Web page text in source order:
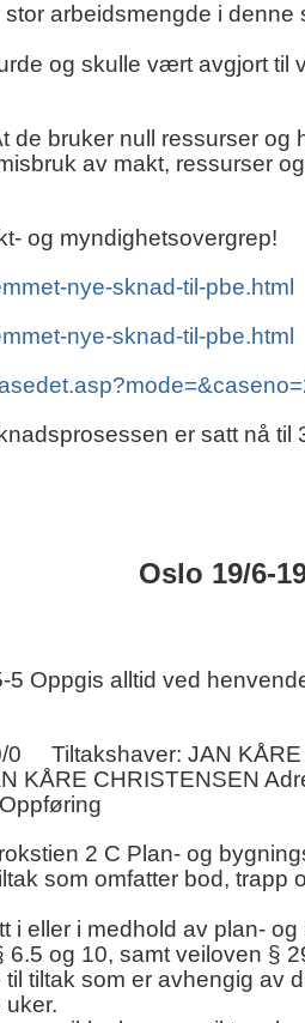
arbeidsmengde i denne
og skulle vært avgjort til
de bruker null ressurser og
av makt, ressurser
og myndighetsovergrep!
nye-sknad-til-pbe.html
nye-sknad-til-pbe.html
er satt nå til
Oslo 19/6-
5 Oppgis alltid ved
0
Tiltakshaver: JAN
KÅRE CHRISTENSEN
2 C Plan- og
som omfatter bod, trapp
eller i medhold av plan-
og 10, samt veiloven §
tiltak som er avhengig av
uker.